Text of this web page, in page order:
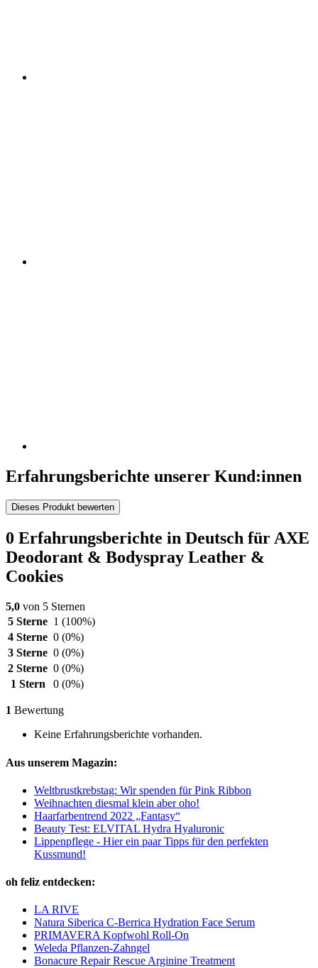
Erfahrungsberichte unserer Kund:innen
Dieses Produkt bewerten
0 Erfahrungsberichte in Deutsch für AXE
Deodorant & Bodyspray Leather &
Cookies
5,0 von 5 Sternen
5 Sterne 1 (100%)
4 Sterne 0 (0%)
3 Sterne 0 (0%)
2 Sterne 0 (0%)
1 Stern
0 (0%)
1 Bewertung
Keine Erfahrungsberichte vorhanden.
Aus unserem Magazin:
Weltbrustkrebstag: Wir spenden für Pink Ribbon
Weihnachten diesmal klein aber oho!
Haarfarbentrend 2022 „Fantasy“
Beauty Test: ELVITAL Hydra Hyaluronic
Lippenpflege - Hier ein paar Tipps für den perfekten
Kussmund!
oh feliz entdecken:
LA RIVE
Natura Siberica C-Berrica Hydration Face Serum
PRIMAVERA Kopfwohl Roll-On
Weleda Pflanzen-Zahngel
Bonacure Repair Rescue Arginine Treatment